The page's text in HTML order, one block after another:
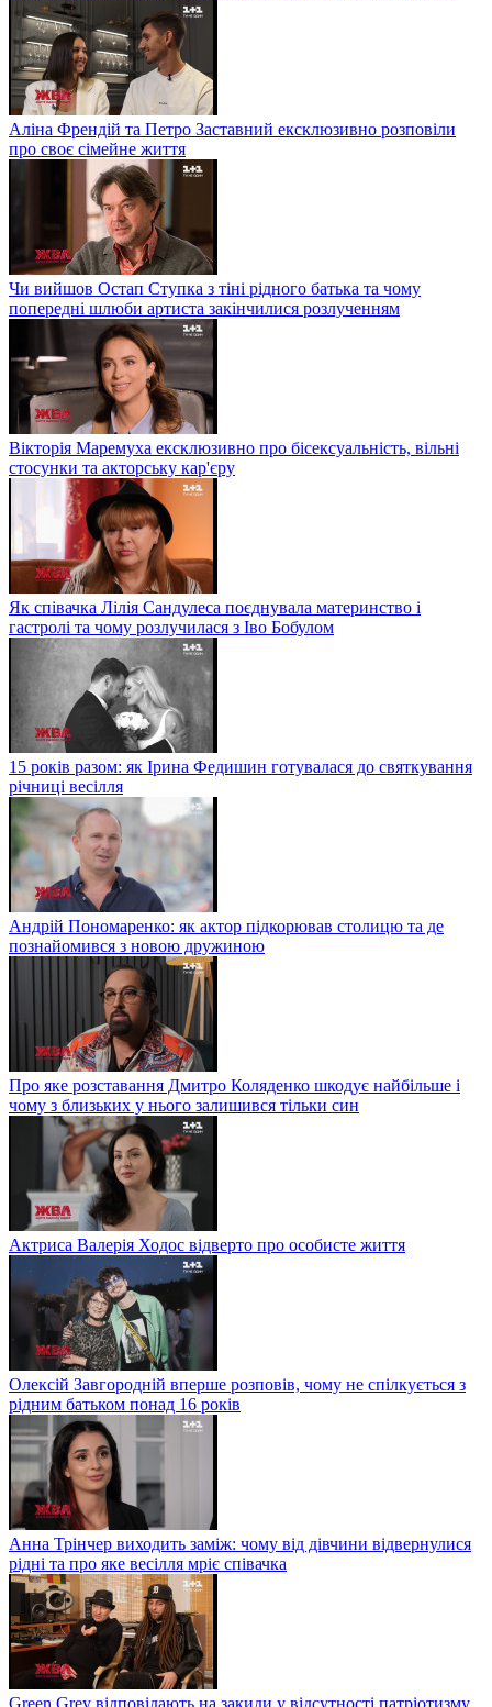
Аліна Френдій та Петро Заставний ексклюзивно розповіли
про своє сімейне життя
Чи вийшов Остап Ступка з тіні рідного батька та чому
попередні шлюби артиста закінчилися розлученням
Вікторія Маремуха ексклюзивно про бісексуальність, вільні
стосунки та акторську кар'єру
Як співачка Лілія Сандулеса поєднувала материнство і
гастролі та чому розлучилася з Іво Бобулом
15 років разом: як Ірина Федишин готувалася до святкування
річниці весілля
Андрій Пономаренко: як актор підкорював столицю та де
познайомився з новою дружиною
Про яке розставання Дмитро Коляденко шкодує найбільше і
чому з близьких у нього залишився тільки син
Актриса Валерія Ходос відверто про особисте життя
Олексій Завгородній вперше розповів, чому не спілкується з
рідним батьком понад 16 років
Анна Трінчер виходить заміж: чому від дівчини відвернулися
рідні та про яке весілля мріє співачка
Green Grey відповідають на закиди у відсутності патріотизму